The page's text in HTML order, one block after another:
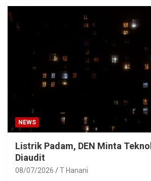
NEWS
Listrik Padam, DEN Minta
Diaudit
08/07/2026 T Hanani